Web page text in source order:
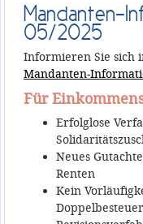
Mandanten-
05/2025
Informieren Sie sich
Mandanten-
Für
Erfolglose
Neues
Renten
Kein